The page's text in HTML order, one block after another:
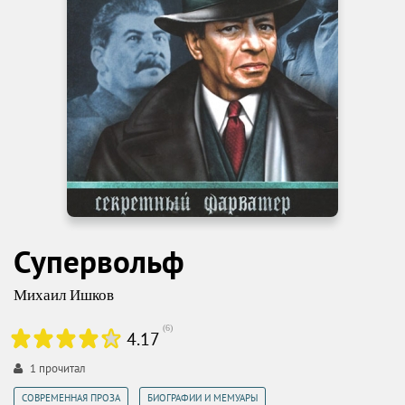
Супервольф
Михаил Ишков
4.17 (6)
1 прочитал
СОВРЕМЕННАЯ ПРОЗА БИОГРАФИИ И МЕМУАРЫ